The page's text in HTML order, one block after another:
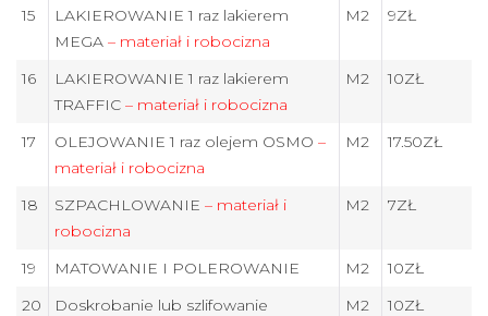
15
LAKIEROWANIE 1 raz lakierem
MEGA – materiał i robocizna
M2 9ZŁ
16
LAKIEROWANIE 1 raz lakierem
TRAFFIC – materiał i robocizna
M2 10ZŁ
17 OLEJOWANIE 1 raz olejem OSMO –
materiał i robocizna
M2 17.50ZŁ
18 SZPACHLOWANIE – materiał i
robocizna
M2 7ZŁ
19 MATOWANIE I POLEROWANIE M2
10ZŁ
20
Doskrobanie lub szlifowanie
M2 10ZŁ